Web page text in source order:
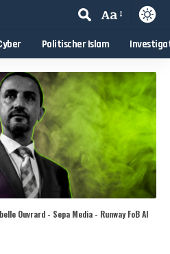
Aa
Politischer Islam
Ouvrard - Sepa Media - Runway FoB AI